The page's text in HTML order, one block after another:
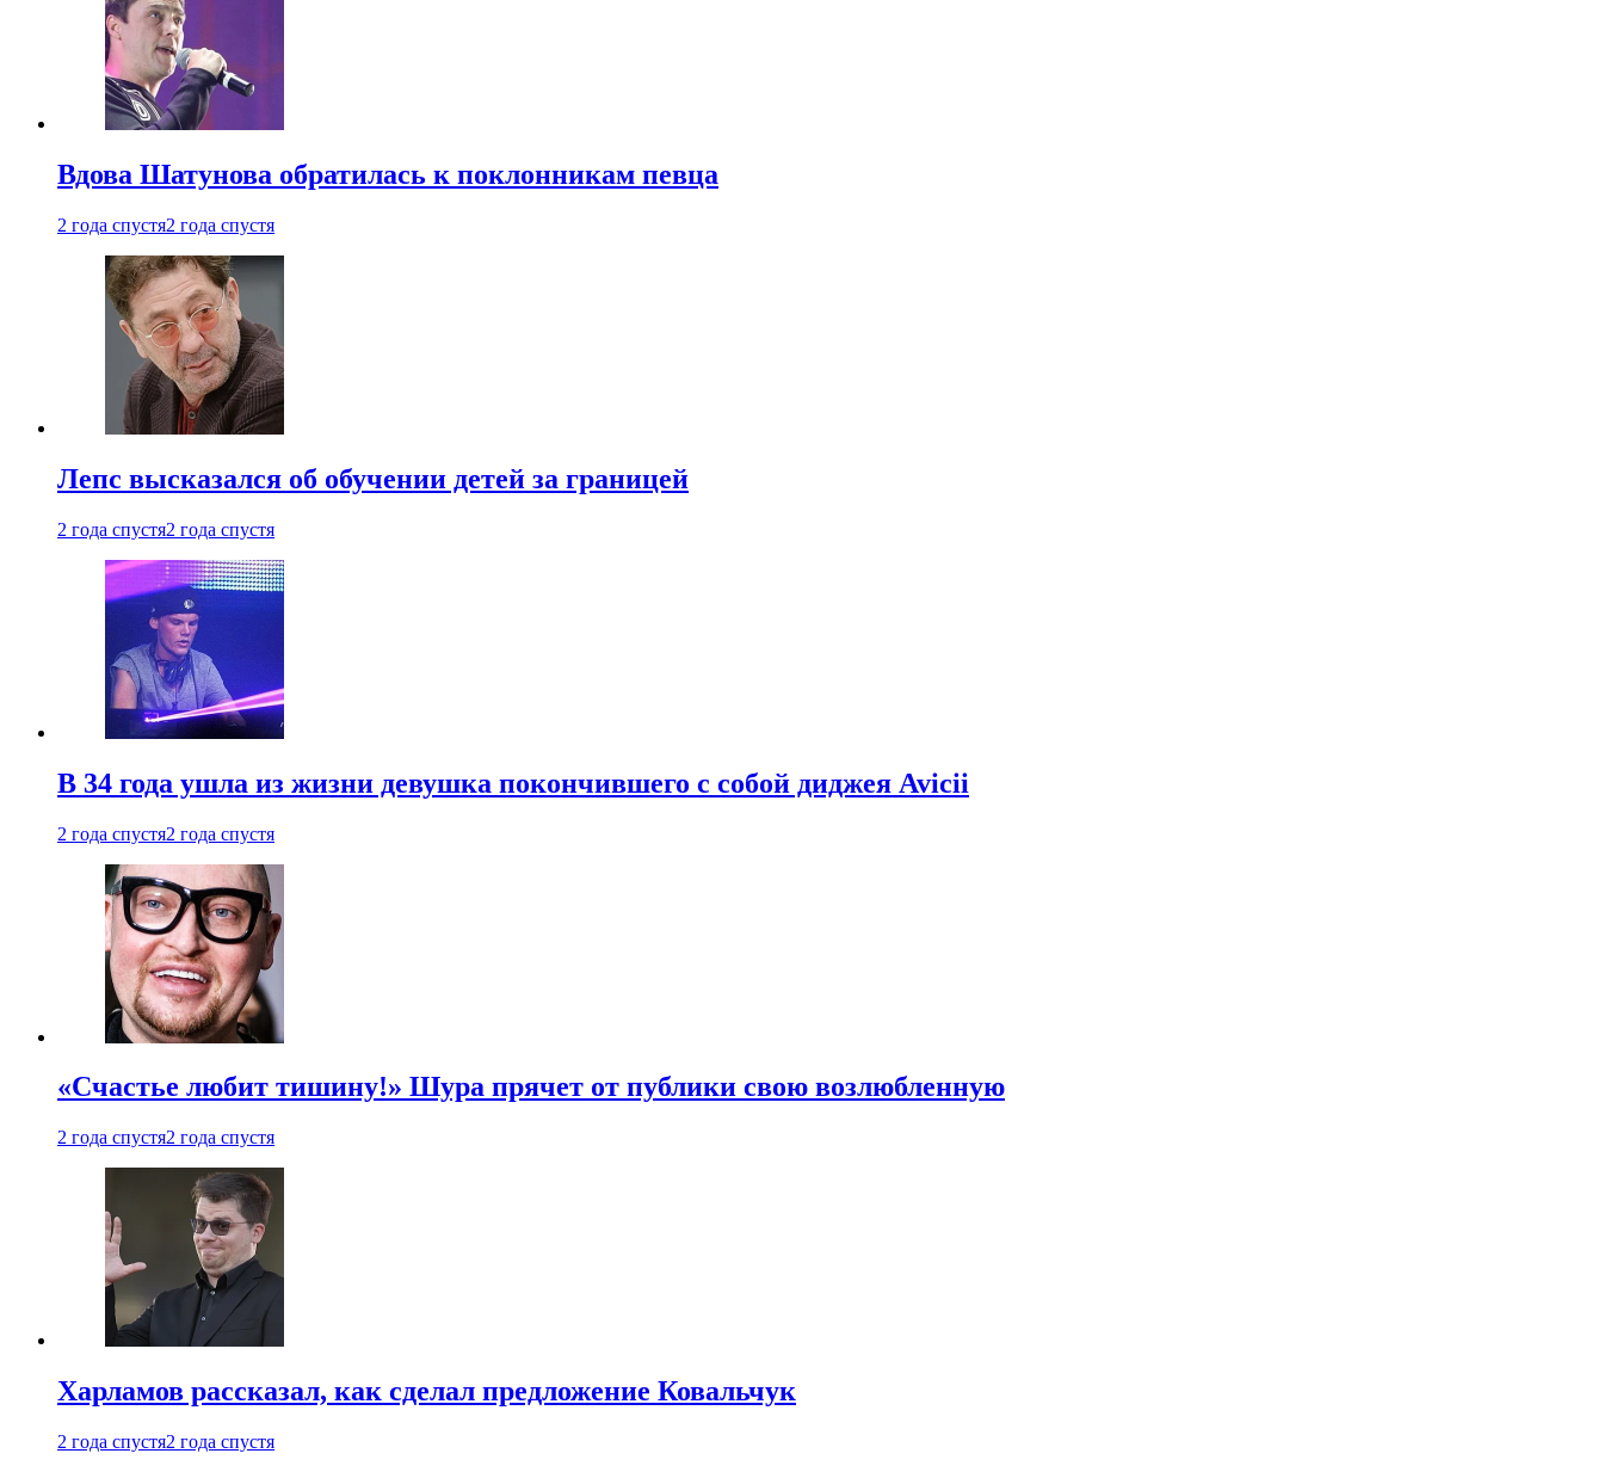
Вдова Шатунова обратилась к поклонникам певца
2 года спустя2 года спустя
Лепс высказался об обучении детей за границей
2 года спустя2 года спустя
В 34 года ушла из жизни девушка покончившего с собой диджея Avicii
2 года спустя2 года спустя
«Счастье любит тишину!» Шура прячет от публики свою возлюбленную
2 года спустя2 года спустя
Харламов рассказал, как сделал предложение Ковальчук
2 года спустя2 года спустя